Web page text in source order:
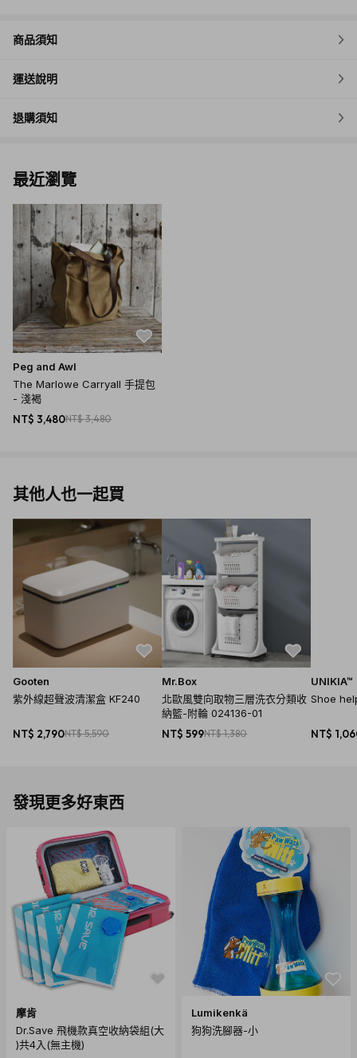
商品規格
產地：美國
材質：15 oz.蠟粗帆布，皮革手把，黃銅鉚釘
袋子：35.6 x 29.2 x 17.8cm
提把：長約53.5 cm
口袋：寬17.8 x 高12.7cm
計出貨日為主。
運、當地物流出貨、各國節假日、天氣與人為…等各方面不可
預期之變數產生。若有上述變數產生，我們會在第一時間更新
國際預購商品最新訊息內的狀態與到貨日期。因突發不可抗拒
之因素，致使預購商品無法如預計時間出貨，citiesocial將保
留取消您訂單的權利，取消後也將主動辦理退款事宜。
購買須知
1. 產品因拍攝關係顏色可能略有差異，實際以廠商出貨為主。
2. 商品情境照為示意用，僅商品主體不包含其他配件，請以規
商品須知
運送說明
退購須知
最近瀏覽
Peg and Awl
The Marlowe Carryall 手提包
- 淺褐
NT$ 3,480NT$ 3,480
其他人也一起買
Gooten
紫外線超聲波清潔盒 KF240
NT$ 2,790NT$ 5,590
Mr.Box
北歐風雙向取物三層洗衣分類收
納籃-附輪 024136-01
NT$ 599NT$ 1,380
UNIKIA™
Shoe
NT$
發現更多好東西
摩肯
Dr.Save 飛機款真空收納袋組(大
)共4入(無主機)
Lumikenkä
狗狗洗腳器-小